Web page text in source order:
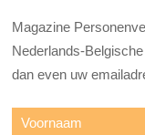
Magazine
Nederlands-
dan even uw